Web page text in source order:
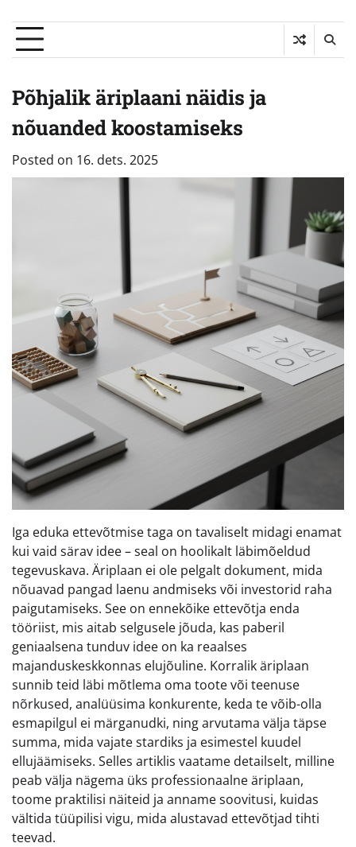
Põhjalik äriplaani näidis ja
nõuanded koostamiseks
Posted on 16. dets. 2025
Iga eduka ettevõtmise taga on tavaliselt midagi enamat
kui vaid särav idee – seal on hoolikalt läbimõeldud
tegevuskava. Äriplaan ei ole pelgalt dokument, mida
nõuavad pangad laenu andmiseks või investorid raha
paigutamiseks. See on ennekõike ettevõtja enda
tööriist, mis aitab selgusele jõuda, kas paberil
geniaalsena tunduv idee on ka reaalses
majanduskeskkonnas elujõuline. Korralik äriplaan
sunnib teid läbi mõtlema oma toote või teenuse
nõrkused, analüüsima konkurente, keda te võib-olla
esmapilgul ei märganudki, ning arvutama välja täpse
summa, mida vajate stardiks ja esimestel kuudel
ellujäämiseks. Selles artiklis vaatame detailselt, milline
peab välja nägema üks professionaalne äriplaan,
toome praktilisi näiteid ja anname soovitusi, kuidas
vältida tüüpilisi vigu, mida alustavad ettevõtjad tihti
teevad.